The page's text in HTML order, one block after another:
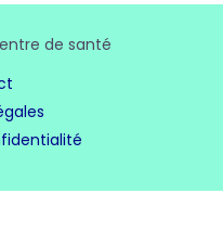
de santé